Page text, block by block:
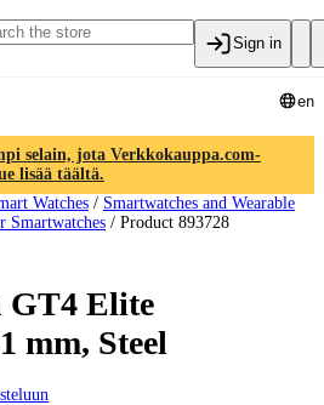
Sign in
en
selain, jota Verkkokauppa.com-
lisää täältä.
Watches / Smartwatches and Wearable
Smartwatches / Product 893728
GT4 Elite
mm, Steel